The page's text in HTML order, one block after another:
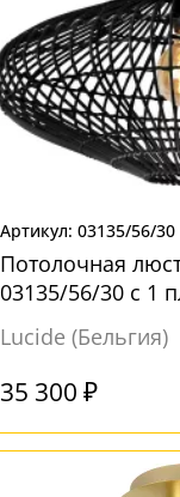
03135/56/30
Потолочная
03135/56/30 с 1
Lucide (Бельгия)
35 300 ₽